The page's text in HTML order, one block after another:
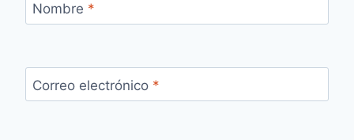
Nombre *
Correo electrónico *